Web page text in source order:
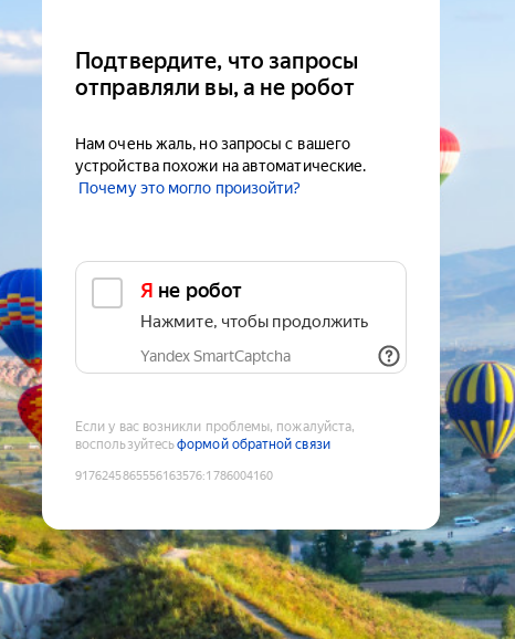
Подтвердите, что запросы
отправляли вы, а не робот
Нам очень жаль, но запросы с вашего
устройства похожи на автоматические.
Почему это могло произойти?
Я не робот
Нажмите, чтобы продолжить
Yandex SmartCaptcha
Если у вас возникли проблемы, пожалуйста,
воспользуйтесьформой обратной связи
9176245865556163576:1786004160